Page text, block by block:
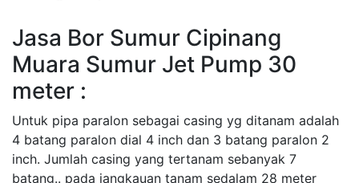
Jasa Bor Sumur Cipinang
Muara Sumur Jet Pump 30
meter :
Untuk pipa paralon sebagai casing yg ditanam adalah
4 batang paralon dial 4 inch dan 3 batang paralon 2
inch. Jumlah casing yang tertanam sebanyak 7
batang.. pada jangkauan tanam sedalam 28 meter